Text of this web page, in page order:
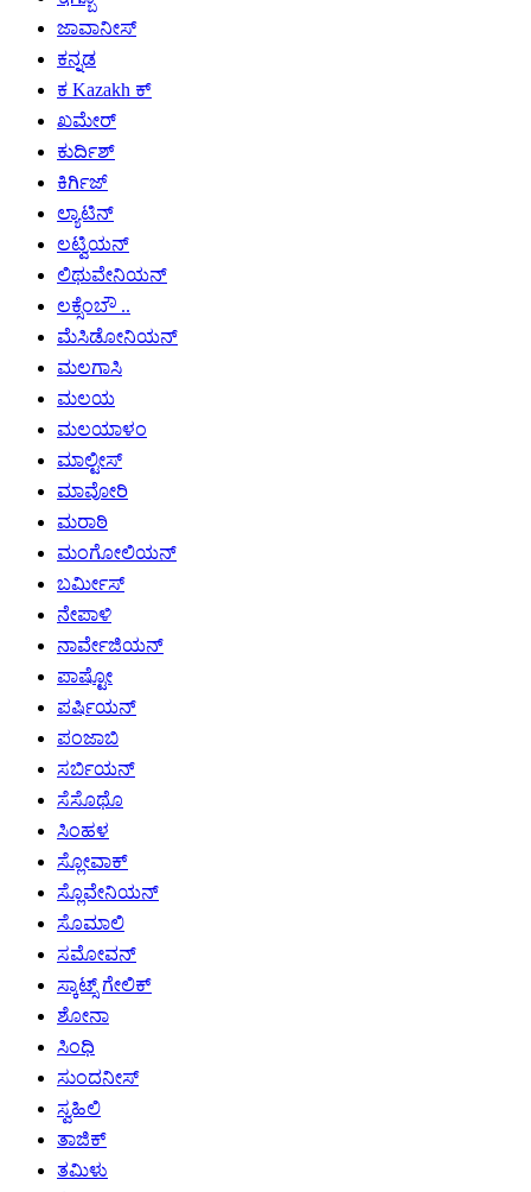
ಜಾವಾನೀಸ್
ಕನ್ನಡ
ಕ Kazakh ಕ್
ಖಮೇರ್
ಕುರ್ದಿಶ್
ಕಿರ್ಗಿಜ್
ಲ್ಯಾಟಿನ್
ಲಟ್ವಿಯನ್
ಲಿಥುವೇನಿಯನ್
ಲಕ್ಸೆಂಬೌ ..
ಮೆಸಿಡೋನಿಯನ್
ಮಲಗಾಸಿ
ಮಲಯ
ಮಲಯಾಳಂ
ಮಾಲ್ಟೀಸ್
ಮಾವೋರಿ
ಮರಾಠಿ
ಮಂಗೋಲಿಯನ್
ಬರ್ಮೀಸ್
ನೇಪಾಳಿ
ನಾರ್ವೇಜಿಯನ್
ಪಾಷ್ಟೋ
ಪರ್ಷಿಯನ್
ಪಂಜಾಬಿ
ಸರ್ಬಿಯನ್
ಸೆಸೊಥೊ
ಸಿಂಹಳ
ಸ್ಲೋವಾಕ್
ಸ್ಲೊವೇನಿಯನ್
ಸೊಮಾಲಿ
ಸಮೋವನ್
ಸ್ಕಾಟ್ಸ್ ಗೇಲಿಕ್
ಶೋನಾ
ಸಿಂಧಿ
ಸುಂದನೀಸ್
ಸ್ವಹಿಲಿ
ತಾಜಿಕ್
ತಮಿಳು